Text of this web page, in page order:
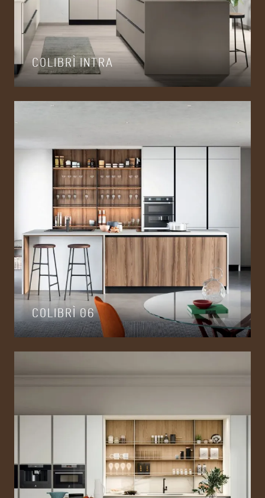
COLIBRÌ INTRA
COLIBRÌ 06